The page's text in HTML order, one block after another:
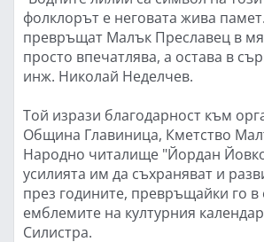
фолклорът е неговата жива
превръщат Малък Преславец в
просто впечатлява, а остава в
инж. Николай Неделчев.
Той изрази благодарност към
Община Главиница, Кметство
Народно читалище "Йордан
усилията им да съхраняват и
през годините, превръщайки го в
емблемите на културния
Силистра.